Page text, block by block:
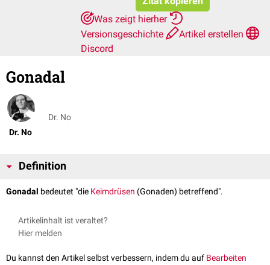
Was zeigt hierher
Versionsgeschichte
Artikel erstellen
Discord
Gonadal
Dr. No
Dr. No
Definition
Gonadal bedeutet "die Keimdrüsen (Gonaden) betreffend".
Artikelinhalt ist veraltet?
Hier melden
Du kannst den Artikel selbst verbessern, indem du auf Bearbeiten